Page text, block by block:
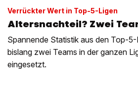
Verrückter Wert in Top-5-Ligen
Altersnachteil? Zwei
Spannende Statistik aus den Top-
bislang zwei Teams in der ganzen
eingesetzt.